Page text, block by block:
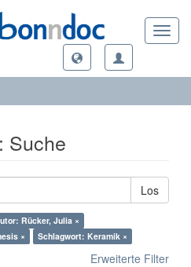
Suche
Los
Rücker, Julia ×
×
Schlagwort: Keramik ×
Erweiterte Filter